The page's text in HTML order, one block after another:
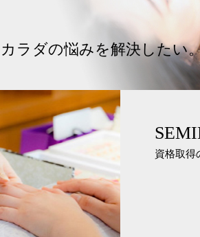
カラダの悩みを解決したい
資格取得